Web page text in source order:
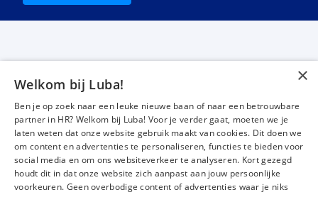
Werken bij Luba
Voor werkgevers
Mijn Luba
Contact
InstagramFacebookLinkedIn YouTube
×
Welkom bij Luba!
Ben je op zoek naar een leuke nieuwe baan of naar een betrouwbare
partner in HR? Welkom bij Luba! Voor je verder gaat, moeten we je
laten weten dat onze website gebruik maakt van cookies. Dit doen we
om content en advertenties te personaliseren, functies te bieden voor
social media en om ons websiteverkeer te analyseren. Kort gezegd
houdt dit in dat onze website zich aanpast aan jouw persoonlijke
voorkeuren. Geen overbodige content of advertenties waar je niks